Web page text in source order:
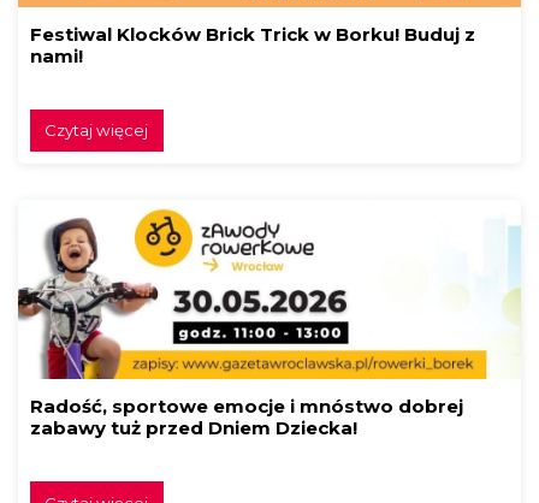
Festiwal Klocków Brick Trick w Borku! Buduj z
nami!
Czytaj więcej
Radość, sportowe emocje i mnóstwo dobrej
zabawy tuż przed Dniem Dziecka!